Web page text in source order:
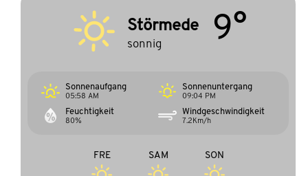
Störmede
sonnig 9°
Sonnenaufgang
05:58 AM
Sonnenuntergang
09:04 PM
Feuchtigkeit
80%
Windgeschwindigkeit
7.2Km/h
FRE SAM SON